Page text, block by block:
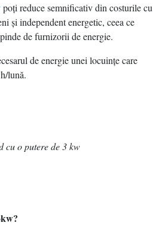
poţi reduce semnificativ din costurile cu
şi independent energetic, ceea ce
de furnizorii de energie.
de energie unei locuinţe care
lună.
cu o putere de 3 kw